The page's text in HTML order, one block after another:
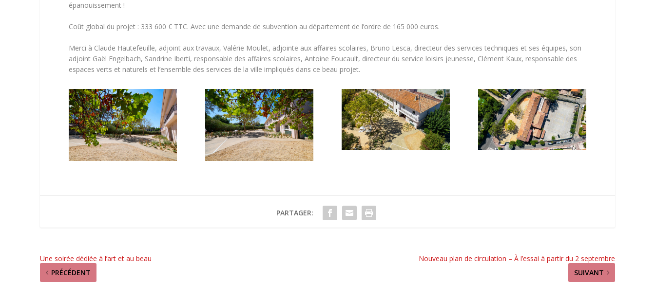
épanouissement !
Coût global du projet : 333 600 € TTC. Avec une demande de subvention au département de l’ordre de 165 000 euros.
Merci à Claude Hautefeuille, adjoint aux travaux, Valérie Moulet, adjointe aux affaires scolaires, Bruno Lesca, directeur des services techniques et ses équipes, son
adjoint Gaël Engelbach, Sandrine Iberti, responsable des affaires scolaires, Antoine Foucault, directeur du service loisirs jeunesse, Clément Kaux, responsable des
espaces verts et naturels et l’ensemble des services de la ville impliqués dans ce beau projet.
PARTAGER:
Une soirée dédiée à l’art et au beau
PRÉCÉDENT
Nouveau plan de circulation – À l’essai à partir du 2 septembre
SUIVANT